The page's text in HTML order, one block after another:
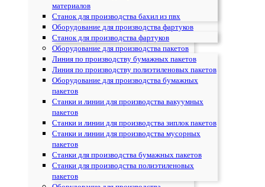
материалов
Станок для производства бахил из пвх
Оборудование для производства фартуков
Станок для производства фартуков
Оборудование для производства пакетов
Линия по производству бумажных пакетов
Линия по производству полиэтиленовых пакетов
Оборудование для производства бумажных
пакетов
Станки и линии для производства вакуумных
пакетов
Станки и линии для производства зиплок пакетов
Станки и линии для производства мусорных
пакетов
Станки для производства бумажных пакетов
Станки для производства полиэтиленовых
пакетов